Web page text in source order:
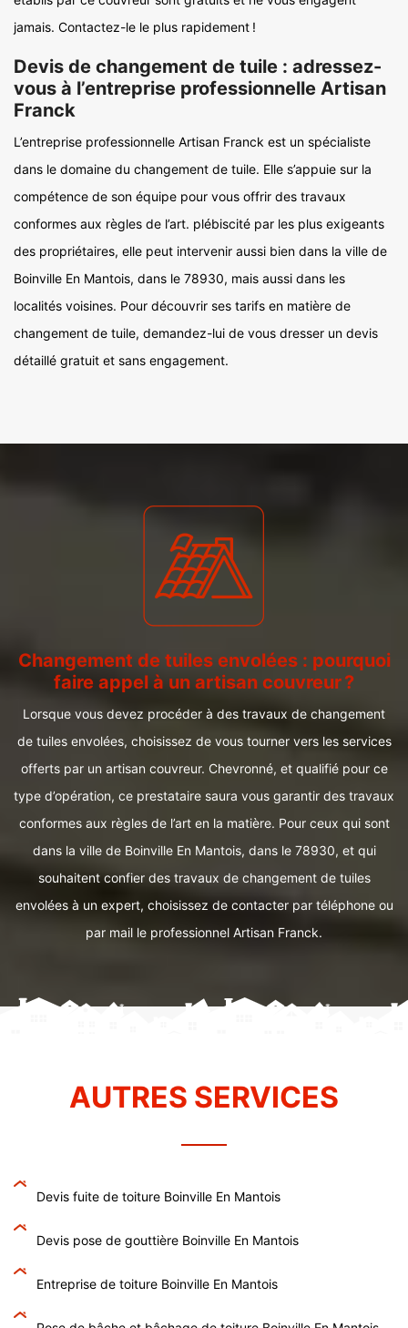
jamais. Contactez-le le plus rapidement !
Devis de changement de tuile : adressez-
vous à l’entreprise professionnelle Artisan
Franck
L’entreprise professionnelle Artisan Franck est un spécialiste
dans le domaine du changement de tuile. Elle s’appuie sur la
compétence de son équipe pour vous offrir des travaux
conformes aux règles de l’art. plébiscité par les plus exigeants
des propriétaires, elle peut intervenir aussi bien dans la ville de
Boinville En Mantois, dans le 78930, mais aussi dans les
localités voisines. Pour découvrir ses tarifs en matière de
changement de tuile, demandez-lui de vous dresser un devis
détaillé gratuit et sans engagement.
Changement de tuiles envolées : pourquoi
faire appel à un artisan couvreur ?
Lorsque vous devez procéder à des travaux de changement
de tuiles envolées, choisissez de vous tourner vers les services
offerts par un artisan couvreur. Chevronné, et qualifié pour ce
type d’opération, ce prestataire saura vous garantir des travaux
conformes aux règles de l’art en la matière. Pour ceux qui sont
dans la ville de Boinville En Mantois, dans le 78930, et qui
souhaitent confier des travaux de changement de tuiles
envolées à un expert, choisissez de contacter par téléphone ou
par mail le professionnel Artisan Franck.
AUTRES SERVICES
Devis fuite de toiture Boinville En Mantois
Devis pose de gouttière Boinville En Mantois
Entreprise de toiture Boinville En Mantois